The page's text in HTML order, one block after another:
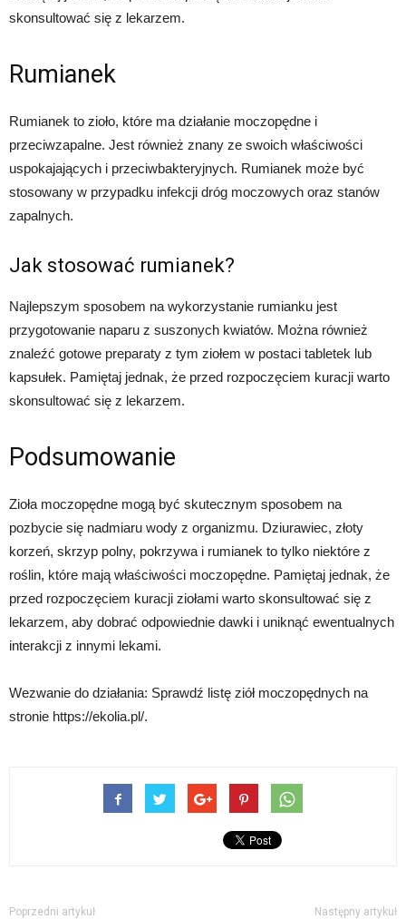
skonsultować się z lekarzem.
Rumianek
Rumianek to zioło, które ma działanie moczopędne i
przeciwzapalne. Jest również znany ze swoich właściwości
uspokajających i przeciwbakteryjnych. Rumianek może być
stosowany w przypadku infekcji dróg moczowych oraz stanów
zapalnych.
Jak stosować rumianek?
Najlepszym sposobem na wykorzystanie rumianku jest
przygotowanie naparu z suszonych kwiatów. Można również
znaleźć gotowe preparaty z tym ziołem w postaci tabletek lub
kapsułek. Pamiętaj jednak, że przed rozpoczęciem kuracji warto
skonsultować się z lekarzem.
Podsumowanie
Zioła moczopędne mogą być skutecznym sposobem na
pozbycie się nadmiaru wody z organizmu. Dziurawiec, złoty
korzeń, skrzyp polny, pokrzywa i rumianek to tylko niektóre z
roślin, które mają właściwości moczopędne. Pamiętaj jednak, że
przed rozpoczęciem kuracji ziołami warto skonsultować się z
lekarzem, aby dobrać odpowiednie dawki i uniknąć ewentualnych
interakcji z innymi lekami.
Wezwanie do działania: Sprawdź listę ziół moczopędnych na
stronie https://ekolia.pl/.
Poprzedni artykuł Następny artykuł